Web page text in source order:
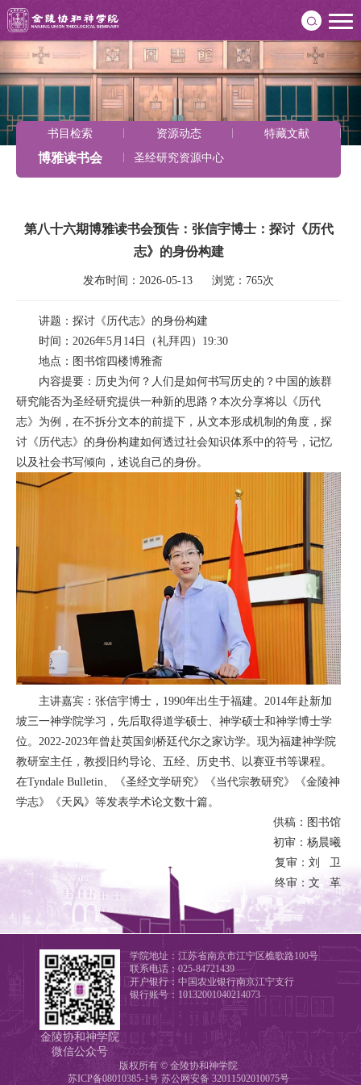
书目检索 资源动态 特藏文献
博雅读书会 圣经研究资源中心
第八十六期博雅读书会预告：张信宇博士：探讨《历代
志》的身份构建
发布时间：2026-05-13      浏览：765次
讲题：探讨《历代志》的身份构建
时间：2026年5月14日（礼拜四）19:30
地点：图书馆四楼博雅斋
内容提要：历史为何？人们是如何书写历史的？中国的族群
研究能否为圣经研究提供一种新的思路？本次分享将以《历代
志》为例，在不拆分文本的前提下，从文本形成机制的角度，探
讨《历代志》的身份构建如何透过社会知识体系中的符号，记忆
以及社会书写倾向，述说自己的身份。
主讲嘉宾：张信宇博士，1990年出生于福建。2014年赴新加
坡三一神学院学习，先后取得道学硕士、神学硕士和神学博士学
位。2022-2023年曾赴英国剑桥廷代尔之家访学。现为福建神学院
教研室主任，教授旧约导论、五经、历史书、以赛亚书等课程。
在Tyndale Bulletin、《圣经文学研究》《当代宗教研究》《金陵神
学志》《天风》等发表学术论文数十篇。
供稿：图书馆
初审：杨晨曦
复审：刘 卫
终审：文 革
金陵协和神学院
微信公众号
学院地址：江苏省南京市江宁区樵歌路100号
联系电话：025-84721439
开户银行：中国农业银行南京江宁支行
银行账号：10132001040214073
版权所有 © 金陵协和神学院
苏ICP备08010385-1号 苏公网安备 32011502010075号